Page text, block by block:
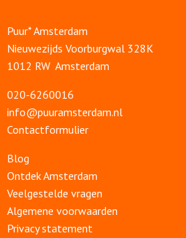
Puur* Amsterdam
Nieuwezijds Voorburgwal 328K
1012 RW Amsterdam
020-6260016
info@puuramsterdam.nl
Contactformulier
Blog
Ontdek Amsterdam
Veelgestelde vragen
Algemene voorwaarden
Privacy statement